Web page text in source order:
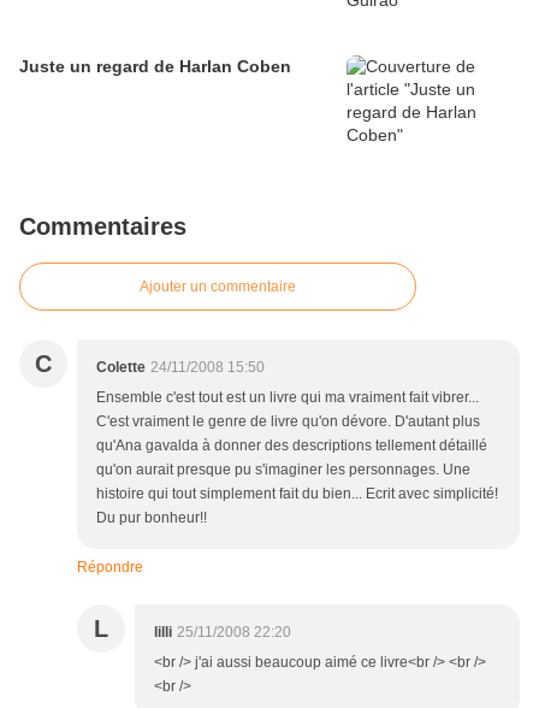
Juste un regard de Harlan Coben
Commentaires
Ajouter un commentaire
C Colette 24/11/2008 15:50
Ensemble c'est tout est un livre qui ma vraiment fait vibrer...
C'est vraiment le genre de livre qu'on dévore. D'autant plus
qu'Ana gavalda à donner des descriptions tellement détaillé
qu'on aurait presque pu s'imaginer les personnages. Une
histoire qui tout simplement fait du bien... Ecrit avec simplicité!
Du pur bonheur!!
Répondre
L lilli 25/11/2008 22:20
<br /> j'ai aussi beaucoup aimé ce livre<br /> <br />
<br />